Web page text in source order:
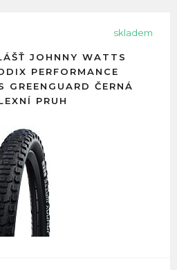
skladem
JOHNNY WATTS
PERFORMANCE
GREENGUARD ČERNÁ
PRUH